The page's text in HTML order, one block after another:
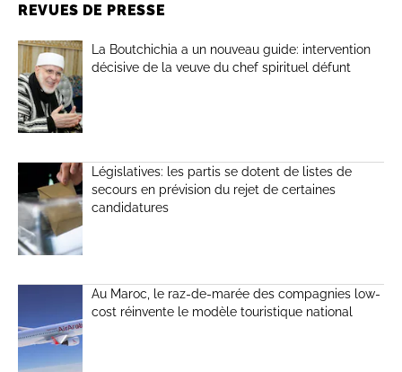
REVUES DE PRESSE
La Boutchichia a un nouveau guide: intervention
décisive de la veuve du chef spirituel défunt
Législatives: les partis se dotent de listes de
secours en prévision du rejet de certaines
candidatures
Au Maroc, le raz-de-marée des compagnies low-
cost réinvente le modèle touristique national